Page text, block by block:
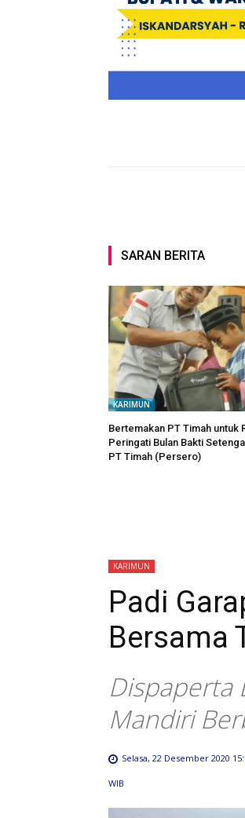
SARAN BERITA
KARIMUN
Bertemakan PT Timah untuk
Peringati Bulan Bakti
PT Timah (Persero)
KARIMUN
Padi
Bersama
Dispaperta
Mandiri
Selasa, 22 Desember 2020
WIB